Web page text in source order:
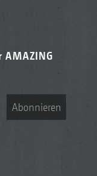
Abonnieren